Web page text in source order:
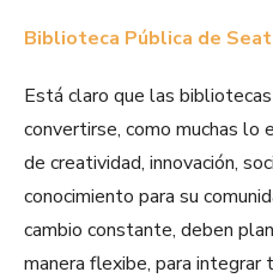
Biblioteca Pública de
Está claro que las
convertirse, como muchas lo
de creatividad, innovación,
conocimiento para su
cambio constante, deben
manera flexibe, para integrar